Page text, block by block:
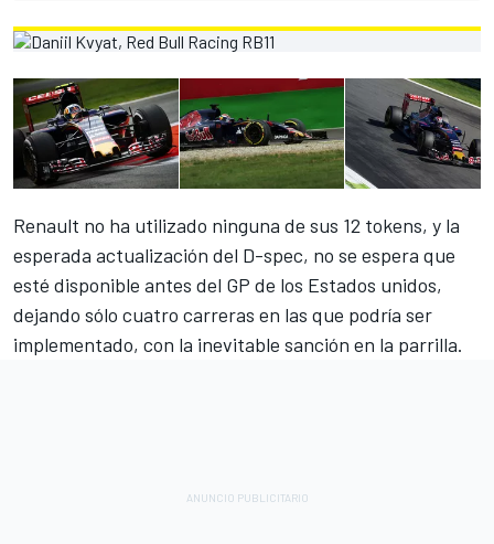
Renault no ha utilizado ninguna de sus 12 tokens, y la
esperada actualización del D-spec, no se espera que
esté disponible antes del GP de los Estados unidos,
dejando sólo cuatro carreras en las que podría ser
implementado, con la inevitable sanción en la parrilla.